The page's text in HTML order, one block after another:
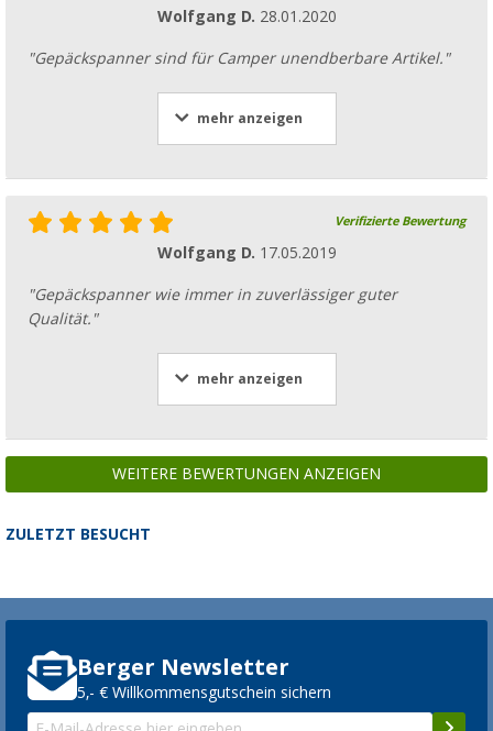
Wolfgang D. 28.01.2020
"Gepäckspanner sind für Camper unendberbare Artikel."
mehr anzeigen
Verifizierte Bewertung
Wolfgang D. 17.05.2019
"Gepäckspanner wie immer in zuverlässiger guter
Qualität."
mehr anzeigen
WEITERE BEWERTUNGEN ANZEIGEN
ZULETZT BESUCHT
Berger Newsletter
5,- € Willkommensgutschein sichern